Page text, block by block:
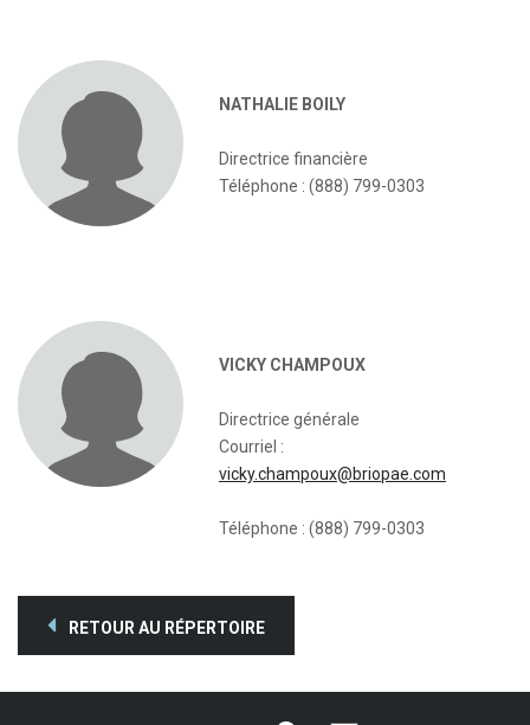
NATHALIE BOILY
Directrice financière
Téléphone : (888) 799-0303
VICKY CHAMPOUX
Directrice générale
Courriel :
vicky.champoux@briopae.com
Téléphone : (888) 799-0303
RETOUR AU RÉPERTOIRE